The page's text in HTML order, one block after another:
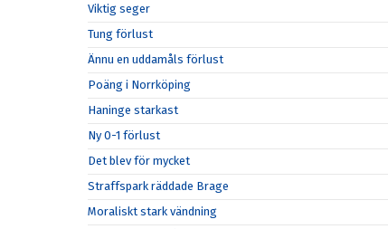
Viktig seger
Tung förlust
Ännu en uddamåls förlust
Poäng i Norrköping
Haninge starkast
Ny 0-1 förlust
Det blev för mycket
Straffspark räddade Brage
Moraliskt stark vändning